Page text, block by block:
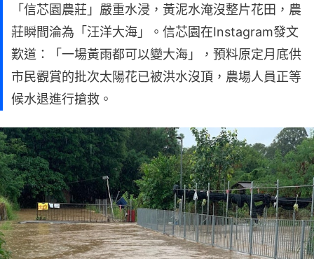
「信芯園農莊」嚴重水浸，黃泥水淹沒整片花田，農
莊瞬間淪為「汪洋大海」。信芯園在Instagram發文
歎道：「一場黃雨都可以變大海」，預料原定月底供
市民觀賞的批次太陽花已被洪水沒頂，農場人員正等
候水退進行搶救。